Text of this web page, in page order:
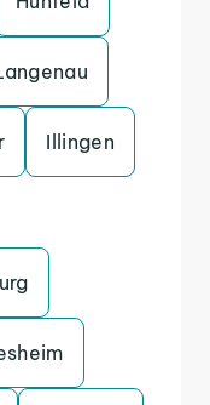
Illingen